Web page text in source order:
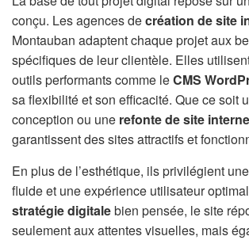
conçu. Les agences decréation de site
Montauban adaptent chaque projet aux
spécifiques de leur clientèle. Elles
outils performants comme leCMS
sa flexibilité et son efficacité. Que ce soit
conception ou une refonte de site
garantissent des sites attractifs et
En plus de l’esthétique, ils privilégient
fluide et une expérience utilisateur
stratégie digitalebien pensée, le site
seulement aux attentes visuelles, mais